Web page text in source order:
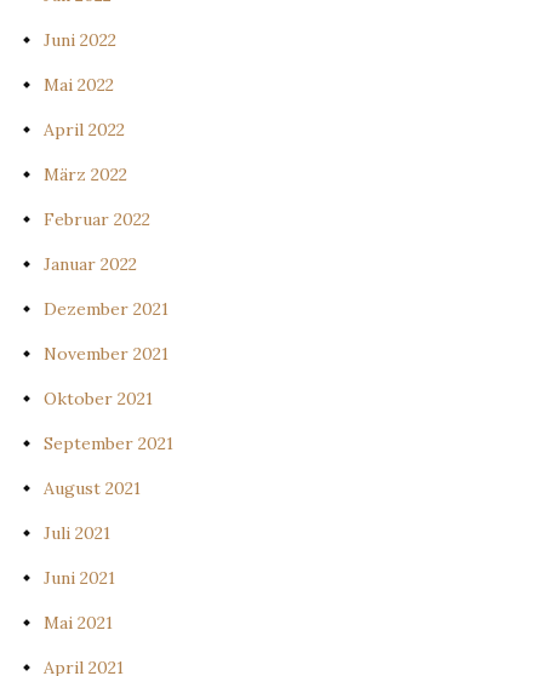
Juni 2022
Mai 2022
April 2022
März 2022
Februar 2022
Januar 2022
Dezember 2021
November 2021
Oktober 2021
September 2021
August 2021
Juli 2021
Juni 2021
Mai 2021
April 2021